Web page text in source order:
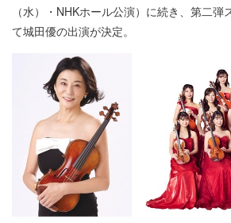
（水）・NHKホール公演）に続き、第二弾
て城田優の出演が決定。